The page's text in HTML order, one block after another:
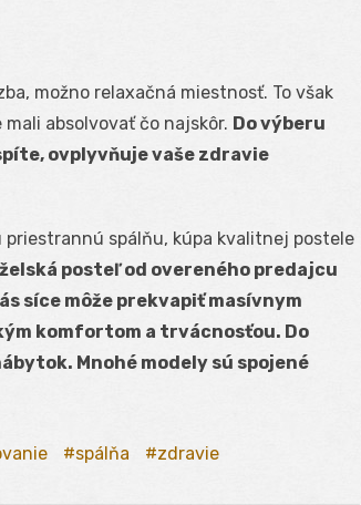
možno relaxačná miestnosť. To však
absolvovať čo najskôr. Do výberu
ovplyvňuje vaše zdravie
spálňu, kúpa kvalitnej postele
posteľod overeného predajcu
síce môže prekvapiť masívnym
komfortom a trvácnosťou. Do
Mnohé modely sú spojené
spálňa zdravie